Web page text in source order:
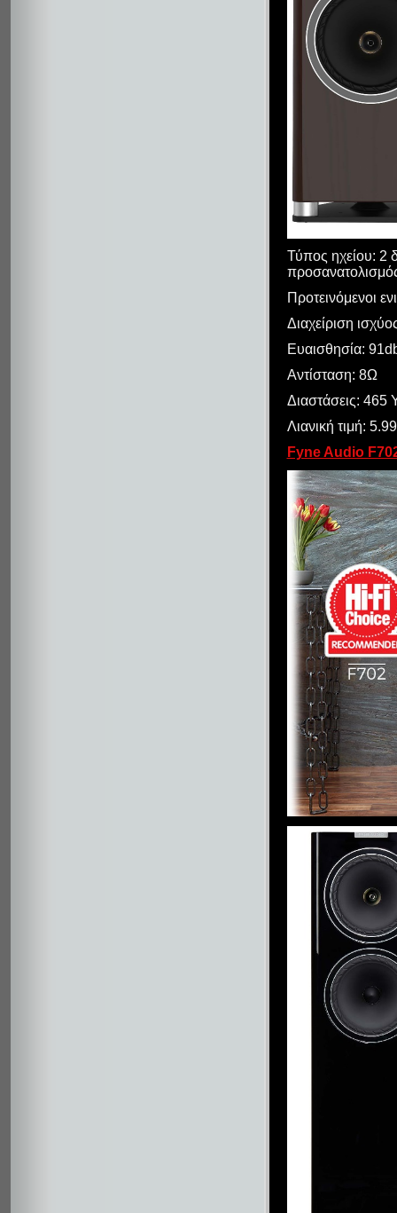
Τύπος ηχείου: 2
Προτεινόμενοι
Διαχείριση
Ευαισθησία:
Αντίσταση: 8Ω
Διαστάσεις:
Λιανική τιμή:
Fyne Audio